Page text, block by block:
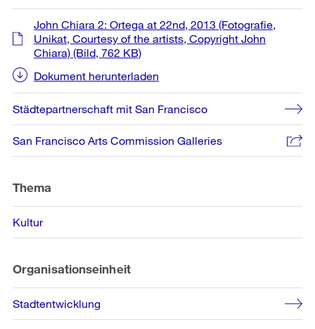
John Chiara 2: Ortega at 22nd, 2013 (Fotografie,
Unikat, Courtesy of the artists, Copyright John
Chiara) (Bild, 762 KB)
Dokument herunterladen
Städtepartnerschaft mit San Francisco
San Francisco Arts Commission Galleries
Thema
Kultur
Organisationseinheit
Stadtentwicklung